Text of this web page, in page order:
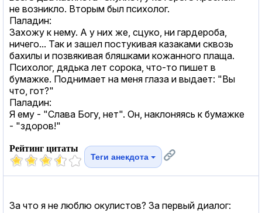
не возникло. Вторым был психолог.
Паладин:
Захожу к нему. А у них же, сцуко, ни гардероба,
ничего... Так и зашел постукивая казаками сквозь
бахилы и позвякивая бляшками кожанного плаща.
Психолог, дядька лет сорока, что-то пишет в
бумажке. Поднимает на меня глаза и выдает: "Вы
что, гот?"
Паладин:
Я ему - "Слава Богу, нет". Он, наклоняясь к бумажке
- "здоров!"
Рейтинг цитаты
Теги анекдота
За что я не люблю окулистов? За первый диалог: